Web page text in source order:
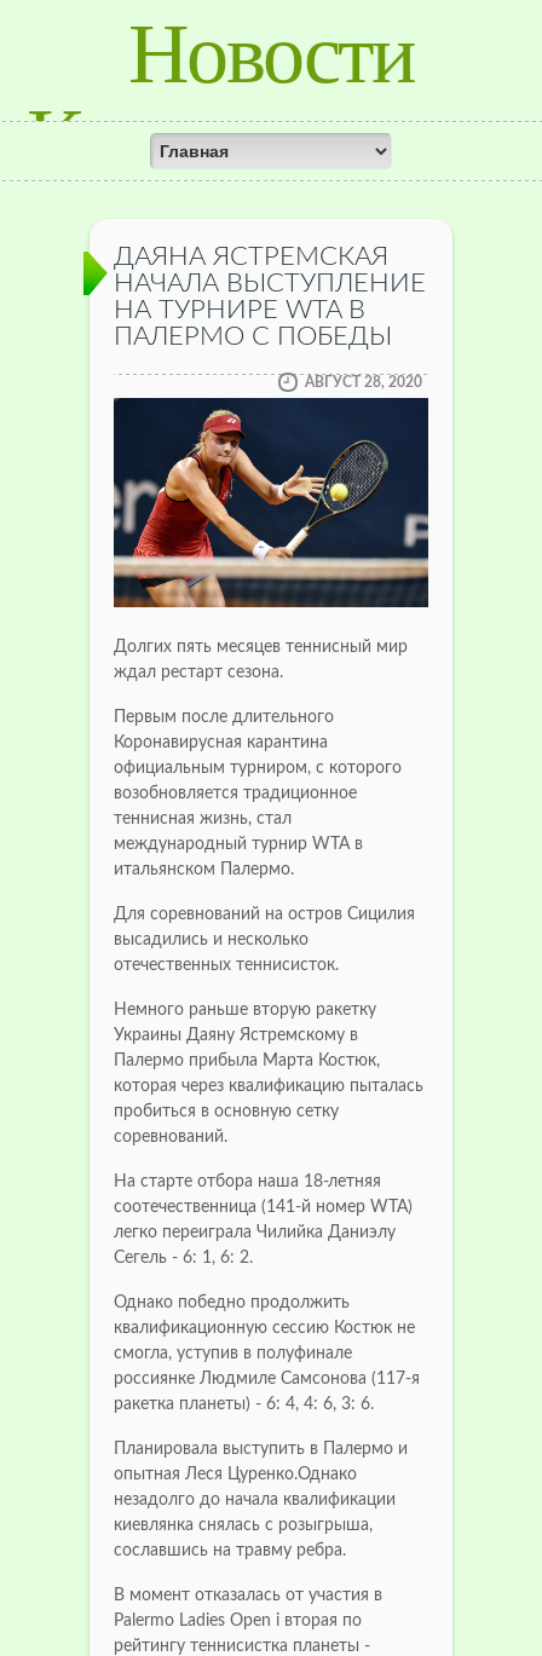
Новости
Красноярского
Края
ДАЯНА ЯСТРЕМСКАЯ
НАЧАЛА ВЫСТУПЛЕНИЕ
НА ТУРНИРЕ WTA В
ПАЛЕРМО С ПОБЕДЫ
АВГУСТ 28, 2020
Долгих пять месяцев теннисный мир
ждал рестарт сезона.
Первым после длительного
Коронавирусная карантина
официальным турниром, с которого
возобновляется традиционное
теннисная жизнь, стал
международный турнир WTA в
итальянском Палермо.
Для соревнований на остров Сицилия
высадились и несколько
отечественных теннисисток.
Немного раньше вторую ракетку
Украины Даяну Ястремскому в
Палермо прибыла Марта Костюк,
которая через квалификацию пыталась
пробиться в основную сетку
соревнований.
На старте отбора наша 18-летняя
соотечественница (141-й номер WTA)
легко переиграла Чилийка Даниэлу
Сегель - 6: 1, 6: 2.
Однако победно продолжить
квалификационную сессию Костюк не
смогла, уступив в полуфинале
россиянке Людмиле Самсонова (117-я
ракетка планеты) - 6: 4, 4: 6, 3: 6.
Планировала выступить в Палермо и
опытная Леся Цуренко.Однако
незадолго до начала квалификации
киевлянка снялась с розыгрыша,
сославшись на травму ребра.
В момент отказалась от участия в
Palermo Ladies Open i вторая по
рейтингу теннисистка планеты -